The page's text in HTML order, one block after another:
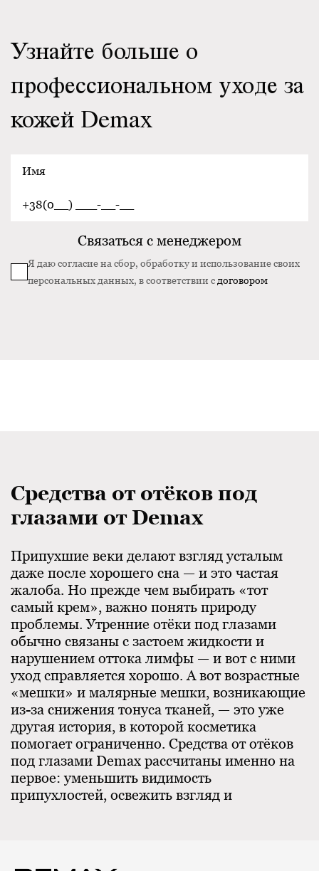
Узнайте больше о
профессиональном уходе за
кожей Demax
Я даю согласие на сбор, обработку и использование своих
персональных данных, в соответствии с договором
Средства от отёков под
глазами от Demax
Припухшие веки делают взгляд усталым
даже после хорошего сна — и это частая
жалоба. Но прежде чем выбирать «тот
самый крем», важно понять природу
проблемы. Утренние отёки под глазами
обычно связаны с застоем жидкости и
нарушением оттока лимфы — и вот с ними
уход справляется хорошо. А вот возрастные
«мешки» и малярные мешки, возникающие
из-за снижения тонуса тканей, — это уже
другая история, в которой косметика
помогает ограниченно. Средства от отёков
под глазами Demax рассчитаны именно на
первое: уменьшить видимость
припухлостей, освежить взгляд и